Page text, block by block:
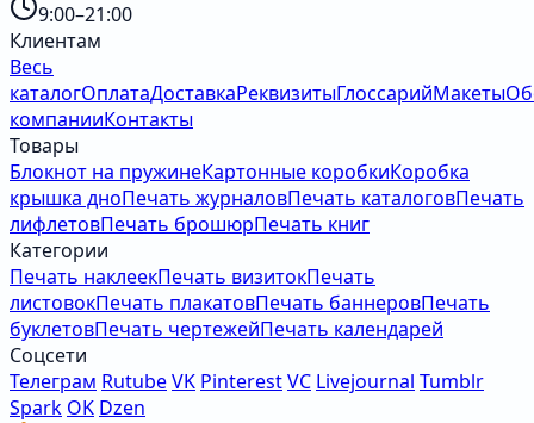
9:00–21:00
Клиентам
Весь
каталогОплатаДоставкаРеквизитыГлоссарийМакеты
компанииКонтакты
Товары
Блокнот на пружинеКартонные коробкиКоробка
крышка дноПечать журналовПечать каталоговПечать
лифлетовПечать брошюрПечать книг
Категории
Печать наклеекПечать визитокПечать
листовокПечать плакатовПечать баннеровПечать
буклетовПечать чертежейПечать календарей
Соцсети
Телеграм RutubeVK PinterestVC Livejournal Tumblr
Spark OK Dzen